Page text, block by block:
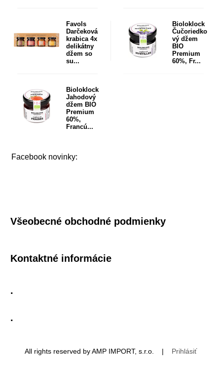
Favols
Darčeková
krabica 4x
delikátny
džem so
su...
Bioloklock
Čučoriedko
vý džem
BIO
Premium
60%, Fr...
Bioloklock
Jahodový
džem BIO
Premium
60%,
Francú...
Facebook novinky:
Všeobecné obchodné podmienky
Kontaktné informácie
.
.
All rights reserved by AMP IMPORT, s.r.o. | Prihlásiť